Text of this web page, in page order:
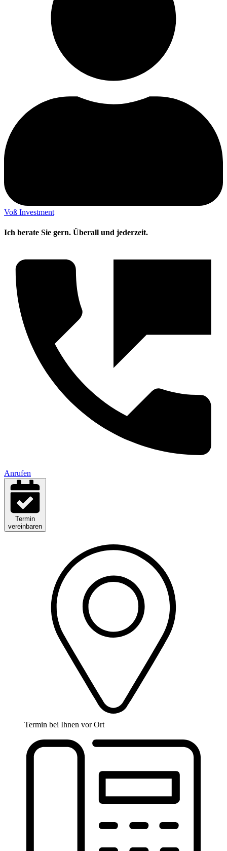
Voß Investment
Ich berate Sie gern. Überall und jederzeit.
Anrufen
Termin
vereinbaren
Termin bei Ihnen vor Ort